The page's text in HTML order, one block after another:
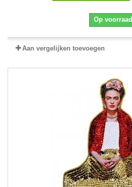
Op voorraad
Aan vergelijken toevoegen